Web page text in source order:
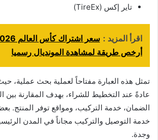
تاير إكس (TireEx)
اقرأ المزيد :
أرخص طريقة لمشاهدة المونديال رسميا
تمثل هذه العبارة مفتاحاً لعملية بحث عملية، حيث
عادةً عند التخطيط للشراء، بهدف المقارنة بين
الضمان، خدمة التركيب، ومواقع توفر المنتج.
خدمة التوصيل والتركيب مجاناً في المدن
وجدة.